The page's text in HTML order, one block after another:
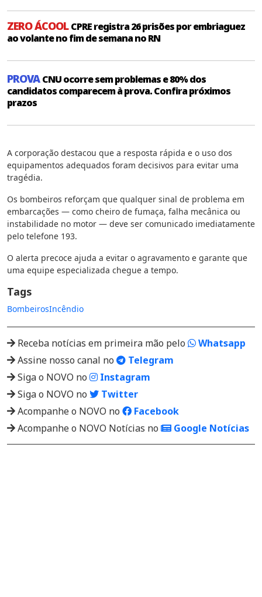
ZERO ÁCOOLCPRE registra 26 prisões por embriaguez
ao volante no fim de semana no RN
PROVACNU ocorre sem problemas e 80% dos
candidatos comparecem à prova. Confira próximos
prazos
A corporação destacou que a resposta rápida e o uso dos
equipamentos adequados foram decisivos para evitar uma
tragédia.
Os bombeiros reforçam que qualquer sinal de problema em
embarcações — como cheiro de fumaça, falha mecânica ou
instabilidade no motor — deve ser comunicado imediatamente
pelo telefone 193.
O alerta precoce ajuda a evitar o agravamento e garante que
uma equipe especializada chegue a tempo.
Tags
BombeirosIncêndio
Receba notícias em primeira mão pelo
Whatsapp
Assine nosso canal no
Telegram
Siga o NOVO no
Instagram
Siga o NOVO no
Twitter
Acompanhe o NOVO no
Facebook
Acompanhe o NOVO Notícias no
Google Notícias